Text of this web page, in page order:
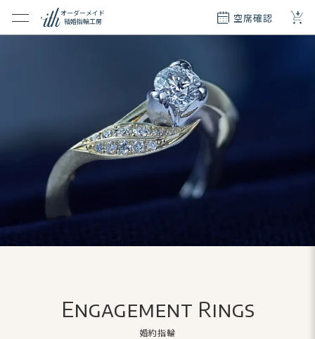
オーダーメイド
結婚指輪工房
空席確認 +
婚約指輪
Engagement Rings